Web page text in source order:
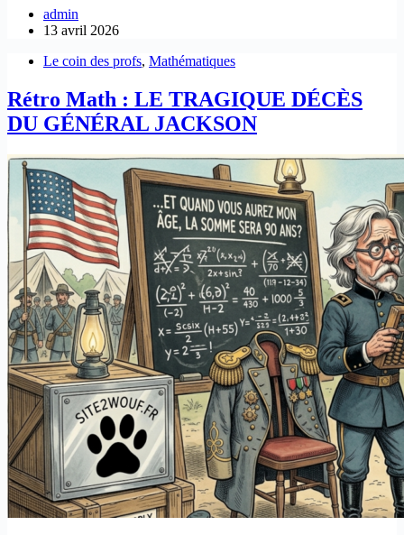
admin
13 avril 2026
Le coin des profs, Mathématiques
Rétro Math : LE TRAGIQUE DÉCÈS
DU GÉNÉRAL JACKSON